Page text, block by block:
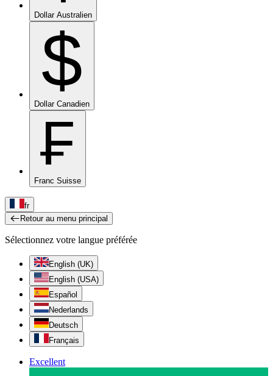
Dollar Australien
$
Dollar Canadien
₣
Franc Suisse
fr
Retour au menu principal
Sélectionnez votre langue préférée
English (UK)
English (USA)
Español
Nederlands
Deutsch
Français
Excellent